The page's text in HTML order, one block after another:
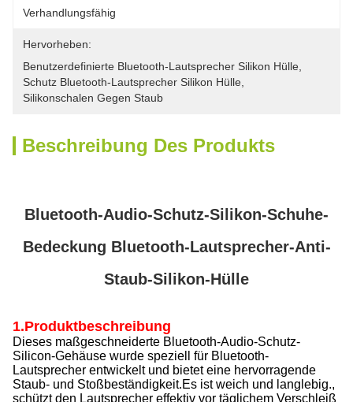
Verhandlungsfähig
Hervorheben:
Benutzerdefinierte Bluetooth-Lautsprecher Silikon Hülle
Schutz Bluetooth-Lautsprecher Silikon Hülle
Silikonschalen Gegen Staub
Beschreibung Des Produkts
Bluetooth-Audio-Schutz-Silikon-Schuhe-
Bedeckung Bluetooth-Lautsprecher-Anti-
Staub-Silikon-Hülle
1.Produktbeschreibung
Dieses maßgeschneiderte Bluetooth-Audio-Schutz-
Silicon-Gehäuse wurde speziell für Bluetooth-
Lautsprecher entwickelt und bietet eine hervorragende
Staub- und Stoßbeständigkeit.Es ist weich und langlebig.,
schützt den Lautsprecher effektiv vor täglichem Verschleiß